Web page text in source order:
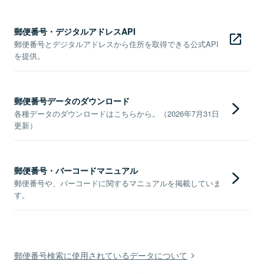
郵便番号・デジタルアドレスAPI
郵便番号とデジタルアドレスから住所を取得できる公式API
を提供。
郵便番号データのダウンロード
各種データのダウンロードはこちらから。（2026年7月31日
更新）
郵便番号・バーコードマニュアル
郵便番号や、バーコードに関するマニュアルを掲載していま
す。
郵便番号検索に使用されているデータについて